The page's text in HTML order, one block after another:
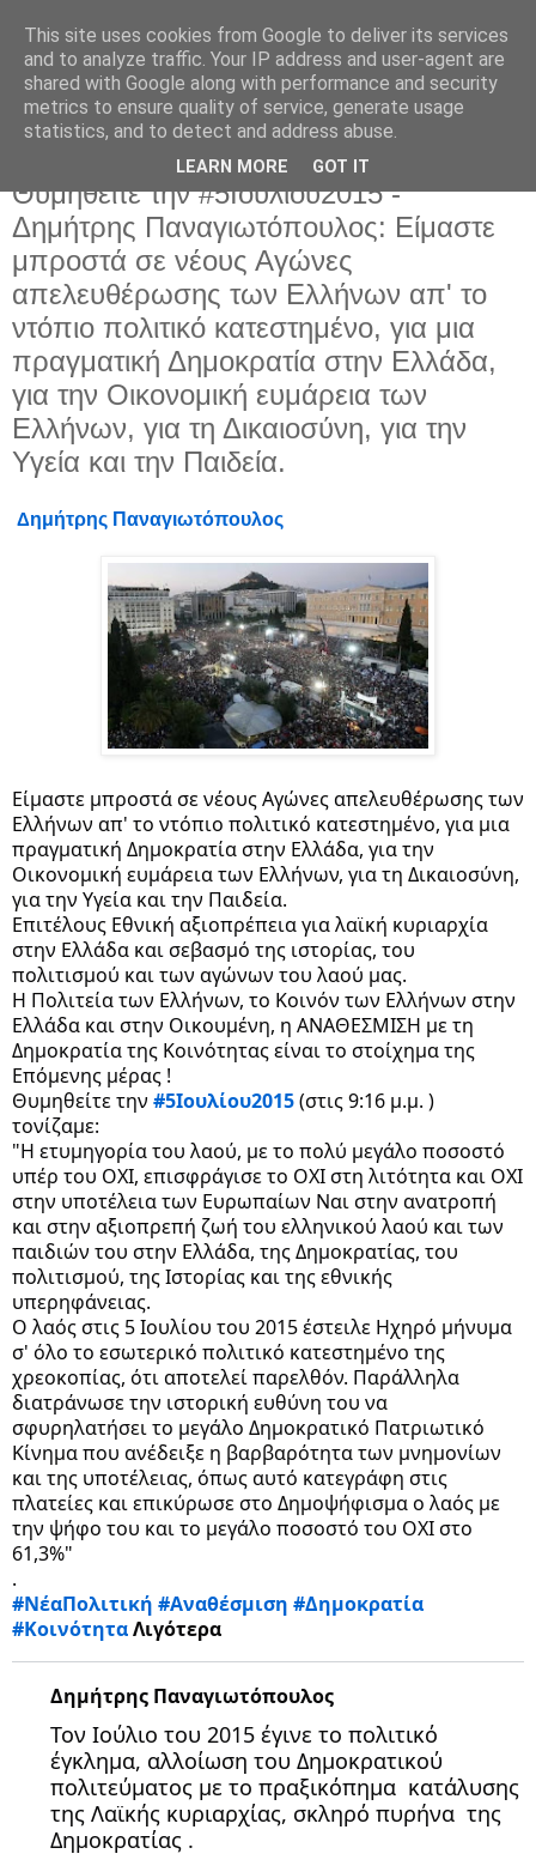
Κυριακή 5 Ιουλίου 2026
Θυμηθείτε την #5Ιουλίου2015 -
Δημήτρης Παναγιωτόπουλος: Είμαστε
μπροστά σε νέους Αγώνες
απελευθέρωσης των Ελλήνων απ' το
ντόπιο πολιτικό κατεστημένο, για μια
πραγματική Δημοκρατία στην Ελλάδα,
για την Οικονομική ευμάρεια των
Ελλήνων, για τη Δικαιοσύνη, για την
Υγεία και την Παιδεία.
Δημήτρης Παναγιωτόπουλος
Είμαστε μπροστά σε νέους Αγώνες απελευθέρωσης των
Ελλήνων απ' το ντόπιο πολιτικό κατεστημένο, για μια
πραγματική Δημοκρατία στην Ελλάδα, για την
Οικονομική ευμάρεια των Ελλήνων, για τη Δικαιοσύνη,
για την Υγεία και την Παιδεία.
Επιτέλους Εθνική αξιοπρέπεια για λαϊκή κυριαρχία
στην Ελλάδα και σεβασμό της ιστορίας, του
πολιτισμού και των αγώνων του λαού μας.
Η Πολιτεία των Ελλήνων, το Κοινόν των Ελλήνων στην
Ελλάδα και στην Οικουμένη, η ΑΝΑΘΕΣΜΙΣΗ με τη
Δημοκρατία της Κοινότητας είναι το στοίχημα της
Επόμενης μέρας !
Θυμηθείτε την #5Ιουλίου2015 (στις 9:16 μ.μ. )
τονίζαμε:
"Η ετυμηγορία του λαού, με το πολύ μεγάλο ποσοστό
υπέρ του ΟΧΙ, επισφράγισε το ΟΧΙ στη λιτότητα και ΟΧΙ
στην υποτέλεια των Ευρωπαίων Ναι στην ανατροπή
και στην αξιοπρεπή ζωή του ελληνικού λαού και των
παιδιών του στην Ελλάδα, της Δημοκρατίας, του
πολιτισμού, της Ιστορίας και της εθνικής
υπερηφάνειας.
Ο λαός στις 5 Ιουλίου του 2015 έστειλε Ηχηρό μήνυμα
σ' όλο το εσωτερικό πολιτικό κατεστημένο της
χρεοκοπίας, ότι αποτελεί παρελθόν. Παράλληλα
διατράνωσε την ιστορική ευθύνη του να
σφυρηλατήσει το μεγάλο Δημοκρατικό Πατριωτικό
Κίνημα που ανέδειξε η βαρβαρότητα των μνημονίων
και της υποτέλειας, όπως αυτό κατεγράφη στις
πλατείες και επικύρωσε στο Δημοψήφισμα ο λαός με
την ψήφο του και το μεγάλο ποσοστό του ΟΧΙ στο
61,3%"
.
#ΝέαΠολιτική #Αναθέσμιση #Δημοκρατία
#ΚοινότηταΛιγότερα
Δημήτρης Παναγιωτόπουλος
Τον Ιούλιο του 2015 έγινε το πολιτικό
έγκλημα, αλλοίωση του Δημοκρατικού
πολιτεύματος με το πραξικόπημα  κατάλυσης
της Λαϊκής κυριαρχίας, σκληρό πυρήνα  της
Δημοκρατίας .
This site uses cookies from Google to deliver its services
and to analyze traffic. Your IP address and user-agent are
shared with Google along with performance and security
metrics to ensure quality of service, generate usage
statistics, and to detect and address abuse.
LEARN MORE GOT IT